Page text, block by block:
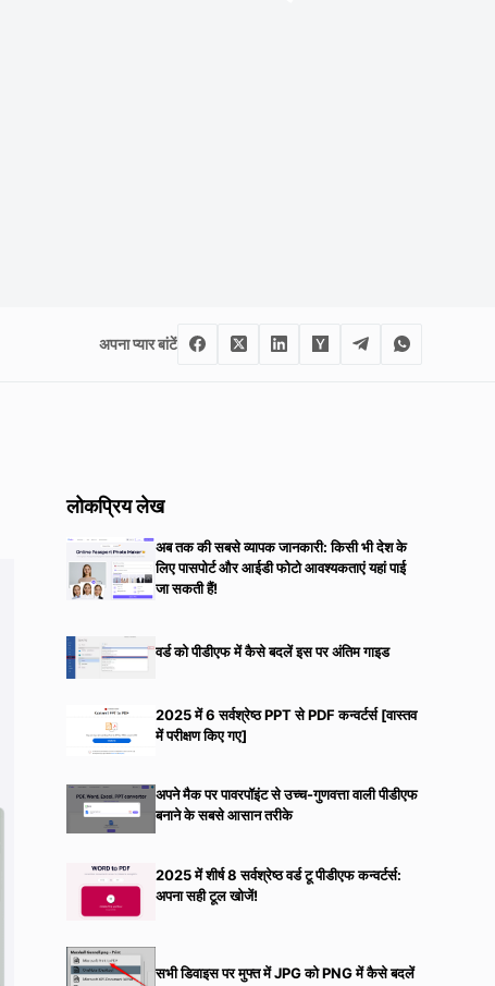
अपना प्यार बांटें
लोकप्रिय लेख
अब तक की सबसे व्यापक जानकारी: किसी भी देश के
लिए पासपोर्ट और आईडी फोटो आवश्यकताएं यहां पाई
जा सकती हैं!
वर्ड को पीडीएफ में कैसे बदलें इस पर अंतिम गाइड
2025 में 6 सर्वश्रेष्ठ PPT से PDF कन्वर्टर्स [वास्तव
में परीक्षण किए गए]
अपने मैक पर पावरपॉइंट से उच्च-गुणवत्ता वाली पीडीएफ
बनाने के सबसे आसान तरीके
2025 में शीर्ष 8 सर्वश्रेष्ठ वर्ड टू पीडीएफ कन्वर्टर्स:
अपना सही टूल खोजें!
सभी डिवाइस पर मुफ्त में JPG को PNG में कैसे बदलें